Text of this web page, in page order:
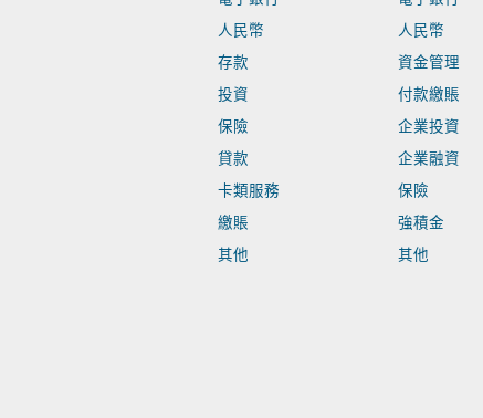
人民幣
存款
投資
保險
貸款
卡類服務
繳賬
其他
人民幣
資金管理
付款繳賬
企業投資
企業融資
保險
強積金
其他